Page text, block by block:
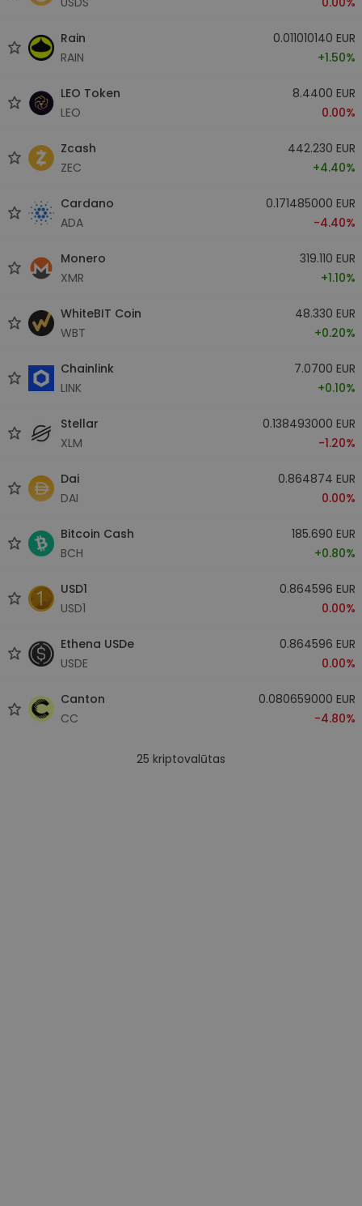
Rain
RAIN
0.011010140 EUR
+1.50%
LEO Token
LEO
8.4400 EUR
0.00%
Zcash
ZEC
442.230 EUR
+4.40%
Cardano
ADA
0.171485000 EUR
-4.40%
Monero
XMR
319.110 EUR
+1.10%
WhiteBIT Coin
WBT
48.330 EUR
+0.20%
Chainlink
LINK
7.0700 EUR
+0.10%
Stellar
XLM
0.138493000 EUR
-1.20%
Dai
DAI
0.864874 EUR
0.00%
Bitcoin Cash
BCH
185.690 EUR
+0.80%
USD1
USD1
0.864596 EUR
0.00%
Ethena USDe
USDE
0.864596 EUR
0.00%
Canton
CC
0.080659000 EUR
-4.80%
25 kriptovalūtas